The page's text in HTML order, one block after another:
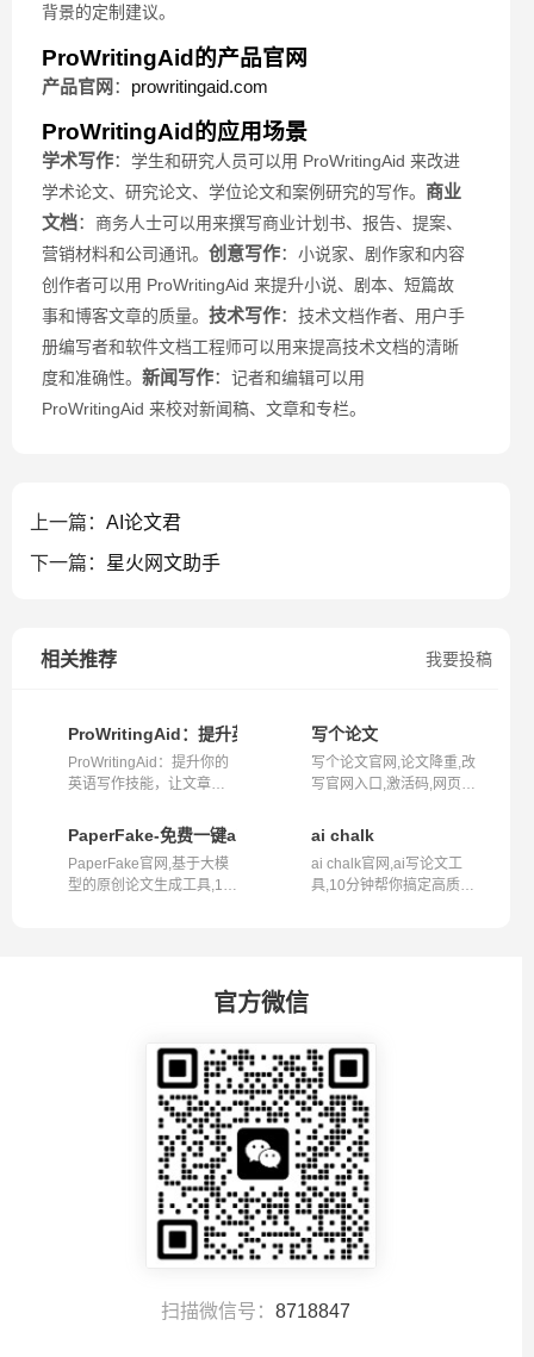
背景的定制建议。
ProWritingAid的产品官网
产品官网 ： prowritingaid.com
ProWritingAid的应用场景
学术写作： 学生和研究人员可以用 ProWritingAid 来改进
学术论文、研究论文、学位论文和案例研究的写作。 商业
文档： 商务人士可以用来撰写商业计划书、报告、提案、
营销材料和公司通讯。 创意写作： 小说家、剧作家和内容
创作者可以用 ProWritingAid 来提升小说、剧本、短篇故
事和博客文章的质量。 技术写作： 技术文档作者、用户手
册编写者和软件文档工程师可以用来提高技术文档的清晰
度和准确性。 新闻写作： 记者和编辑可以用
ProWritingAid 来校对新闻稿、文章和专栏。
上一篇： AI论文君
下一篇： 星火网文助手
我要投稿
相关推荐
ProWritingAid：提升英文写作技能，优化文章质量
ProWritingAid：提升你的
英语写作技能，让文章更
写个论文
写个论文官网,论文降重,改
写官网入口,激活码,网页版
PaperFake-免费一键ai论文
PaperFake官网,基于大模
型的原创论文生成工具,10
ai chalk
ai chalk官网,ai写论文工
具,10分钟帮你搞定高质量
官方微信
扫描微信号： 8718847